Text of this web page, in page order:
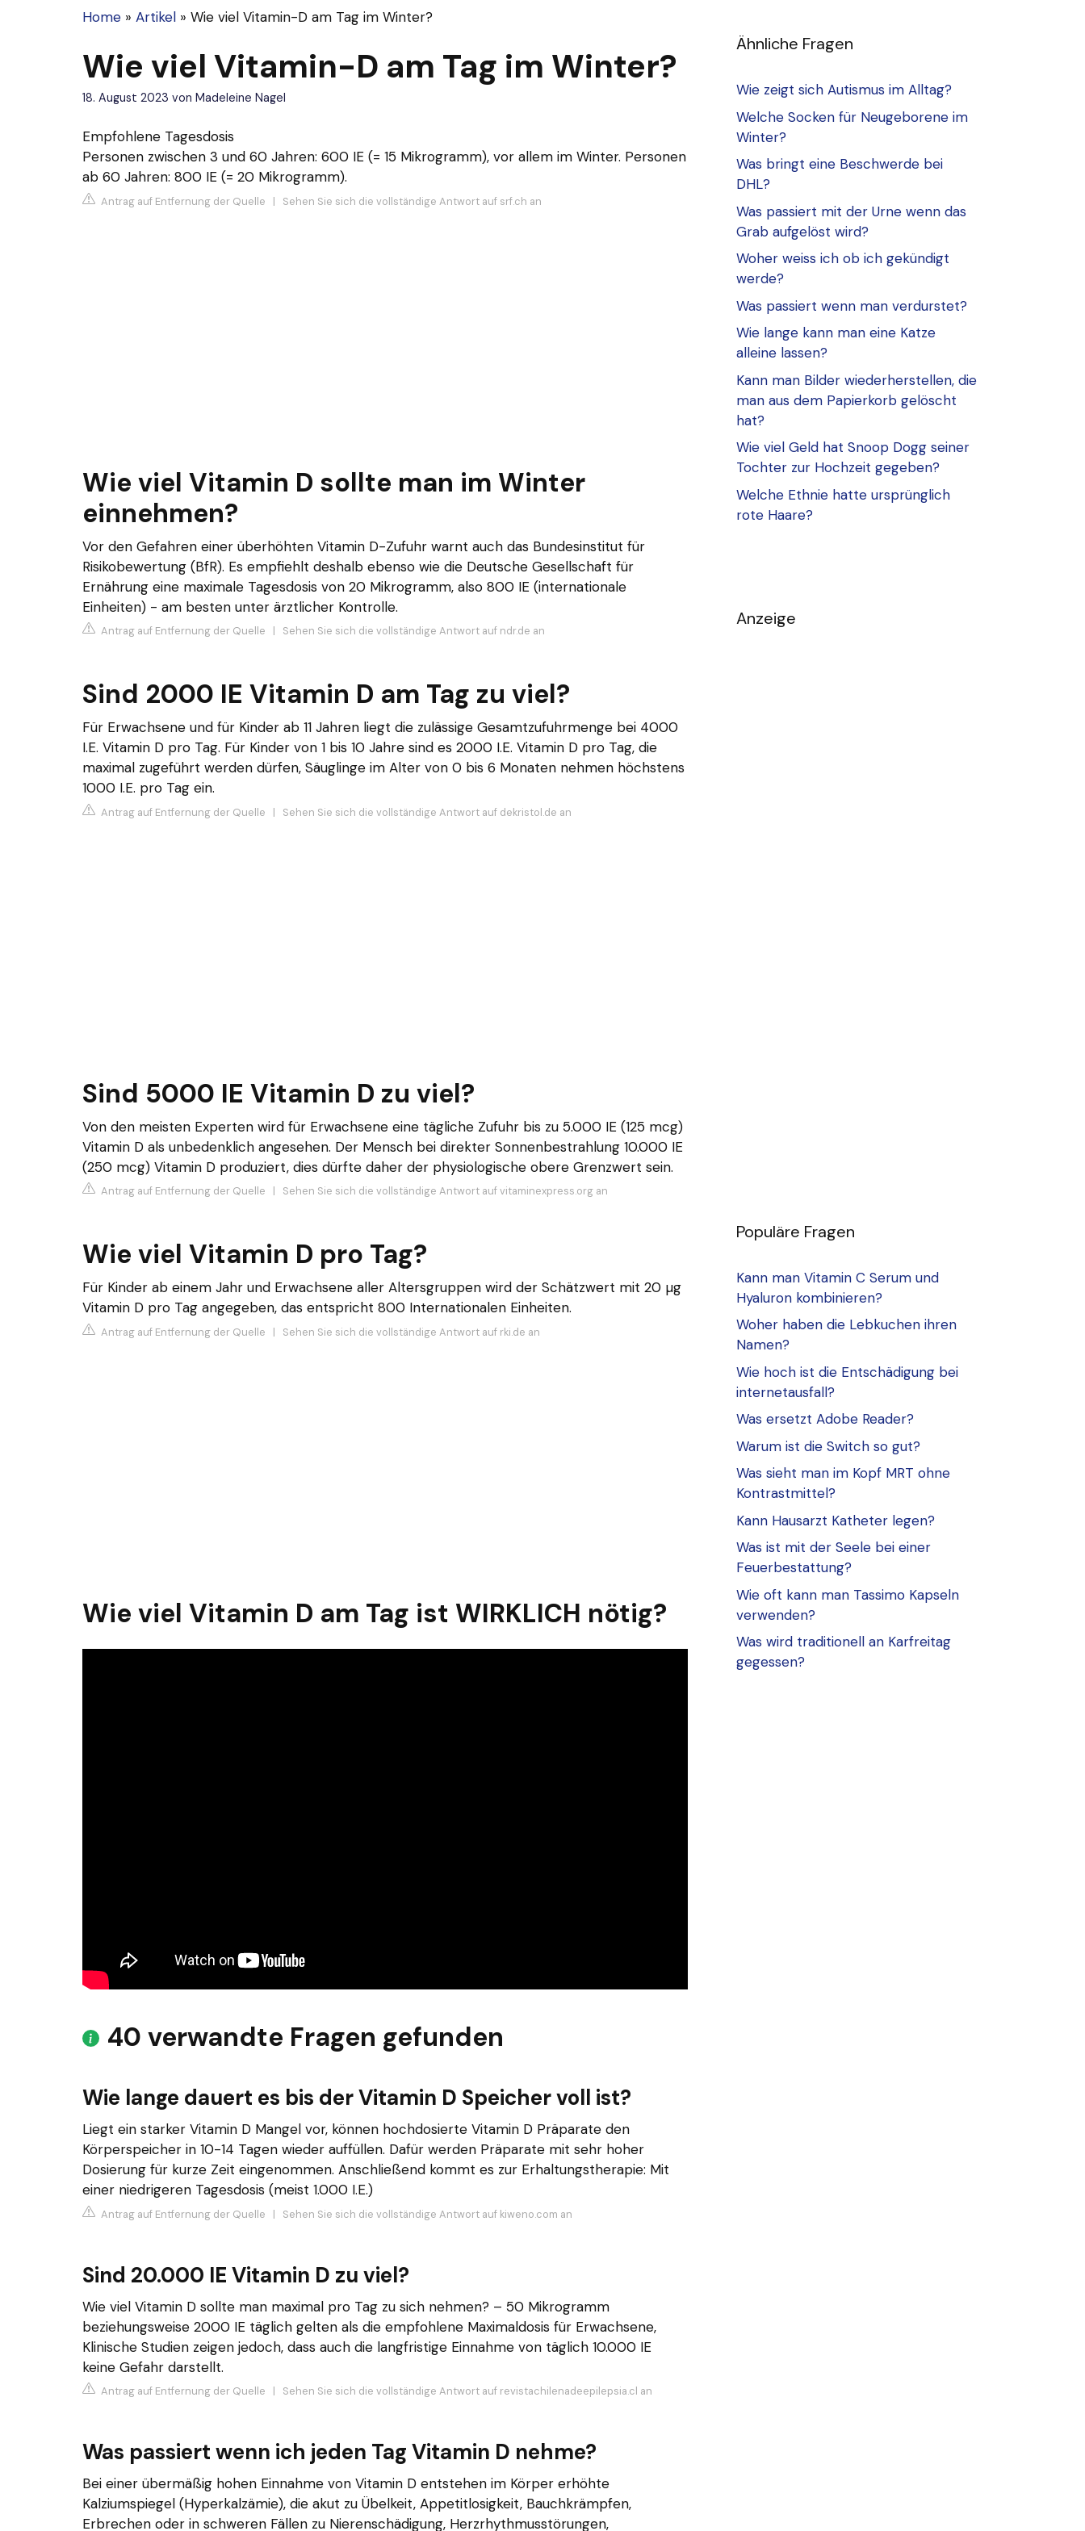
Home » Artikel » Wie viel Vitamin-D am Tag im Winter?
Wie viel Vitamin-D am Tag im Winter?
18. August 2023 von Madeleine Nagel
Empfohlene Tagesdosis
Personen zwischen 3 und 60 Jahren: 600 IE (= 15 Mikrogramm), vor allem im Winter. Personen
ab 60 Jahren: 800 IE (= 20 Mikrogramm).
Antrag auf Entfernung der Quelle | Sehen Sie sich die vollständige Antwort auf srf.ch an
Wie viel Vitamin D sollte man im Winter
einnehmen?
Vor den Gefahren einer überhöhten Vitamin D-Zufuhr warnt auch das Bundesinstitut für
Risikobewertung (BfR). Es empfiehlt deshalb ebenso wie die Deutsche Gesellschaft für
Ernährung eine maximale Tagesdosis von 20 Mikrogramm, also 800 IE (internationale
Einheiten) - am besten unter ärztlicher Kontrolle.
Antrag auf Entfernung der Quelle | Sehen Sie sich die vollständige Antwort auf ndr.de an
Sind 2000 IE Vitamin D am Tag zu viel?
Für Erwachsene und für Kinder ab 11 Jahren liegt die zulässige Gesamtzufuhrmenge bei 4000
I.E. Vitamin D pro Tag. Für Kinder von 1 bis 10 Jahre sind es 2000 I.E. Vitamin D pro Tag, die
maximal zugeführt werden dürfen, Säuglinge im Alter von 0 bis 6 Monaten nehmen höchstens
1000 I.E. pro Tag ein.
Antrag auf Entfernung der Quelle | Sehen Sie sich die vollständige Antwort auf dekristol.de an
Sind 5000 IE Vitamin D zu viel?
Von den meisten Experten wird für Erwachsene eine tägliche Zufuhr bis zu 5.000 IE (125 mcg)
Vitamin D als unbedenklich angesehen. Der Mensch bei direkter Sonnenbestrahlung 10.000 IE
(250 mcg) Vitamin D produziert, dies dürfte daher der physiologische obere Grenzwert sein.
Antrag auf Entfernung der Quelle | Sehen Sie sich die vollständige Antwort auf vitaminexpress.org an
Wie viel Vitamin D pro Tag?
Für Kinder ab einem Jahr und Erwachsene aller Altersgruppen wird der Schätzwert mit 20 µg
Vitamin D pro Tag angegeben, das entspricht 800 Internationalen Einheiten.
Antrag auf Entfernung der Quelle | Sehen Sie sich die vollständige Antwort auf rki.de an
Wie viel Vitamin D am Tag ist WIRKLICH nötig?
40 verwandte Fragen gefunden
Wie lange dauert es bis der Vitamin D Speicher voll ist?
Liegt ein starker Vitamin D Mangel vor, können hochdosierte Vitamin D Präparate den
Körperspeicher in 10-14 Tagen wieder auffüllen. Dafür werden Präparate mit sehr hoher
Dosierung für kurze Zeit eingenommen. Anschließend kommt es zur Erhaltungstherapie: Mit
einer niedrigeren Tagesdosis (meist 1.000 I.E.)
Antrag auf Entfernung der Quelle | Sehen Sie sich die vollständige Antwort auf kiweno.com an
Sind 20.000 IE Vitamin D zu viel?
Wie viel Vitamin D sollte man maximal pro Tag zu sich nehmen? – 50 Mikrogramm
beziehungsweise 2000 IE täglich gelten als die empfohlene Maximaldosis für Erwachsene,
Klinische Studien zeigen jedoch, dass auch die langfristige Einnahme von täglich 10.000 IE
keine Gefahr darstellt.
Antrag auf Entfernung der Quelle | Sehen Sie sich die vollständige Antwort auf revistachilenadeepilepsia.cl an
Was passiert wenn ich jeden Tag Vitamin D nehme?
Bei einer übermäßig hohen Einnahme von Vitamin D entstehen im Körper erhöhte
Kalziumspiegel (Hyperkalzämie), die akut zu Übelkeit, Appetitlosigkeit, Bauchkrämpfen,
Erbrechen oder in schweren Fällen zu Nierenschädigung, Herzrhythmusstörungen,
Ähnliche Fragen
Wie zeigt sich Autismus im Alltag?
Welche Socken für Neugeborene im
Winter?
Was bringt eine Beschwerde bei
DHL?
Was passiert mit der Urne wenn das
Grab aufgelöst wird?
Woher weiss ich ob ich gekündigt
werde?
Was passiert wenn man verdurstet?
Wie lange kann man eine Katze
alleine lassen?
Kann man Bilder wiederherstellen, die
man aus dem Papierkorb gelöscht
hat?
Wie viel Geld hat Snoop Dogg seiner
Tochter zur Hochzeit gegeben?
Welche Ethnie hatte ursprünglich
rote Haare?
Anzeige
Populäre Fragen
Kann man Vitamin C Serum und
Hyaluron kombinieren?
Woher haben die Lebkuchen ihren
Namen?
Wie hoch ist die Entschädigung bei
internetausfall?
Was ersetzt Adobe Reader?
Warum ist die Switch so gut?
Was sieht man im Kopf MRT ohne
Kontrastmittel?
Kann Hausarzt Katheter legen?
Was ist mit der Seele bei einer
Feuerbestattung?
Wie oft kann man Tassimo Kapseln
verwenden?
Was wird traditionell an Karfreitag
gegessen?